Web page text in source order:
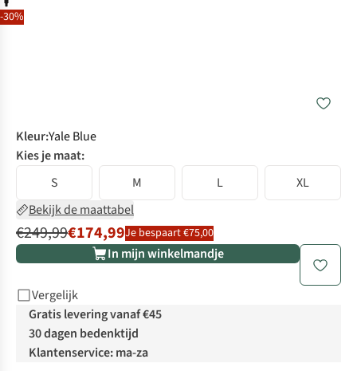
-30%
Kleur:Yale Blue
Kies je maat:
S
M L
XL
Bekijk de maattabel
€249,99€174,99Je bespaart €75,00
In mijn winkelmandje
Vergelijk
Gratis levering vanaf €45
30 dagen bedenktijd
Klantenservice: ma-za